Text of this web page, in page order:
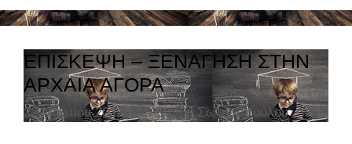
σ
τ
η
ν
Π
α
ν
τ
γ
ο
ρ
ί
ΕΠΙΣΚΕΨΗ – ΞΕΝΑΓΗΣΗ ΣΤΗΝ
ΑΡΧΑΙΑ ΑΓΟΡΑ
22 Μαρτίου 2022 ΑπόΞανθή Σωτηροπούλου